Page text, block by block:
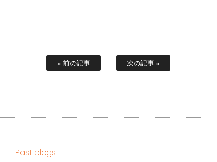
« 前の記事 次の記事 »
Past blogs